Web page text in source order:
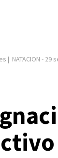
| NATACION - 29